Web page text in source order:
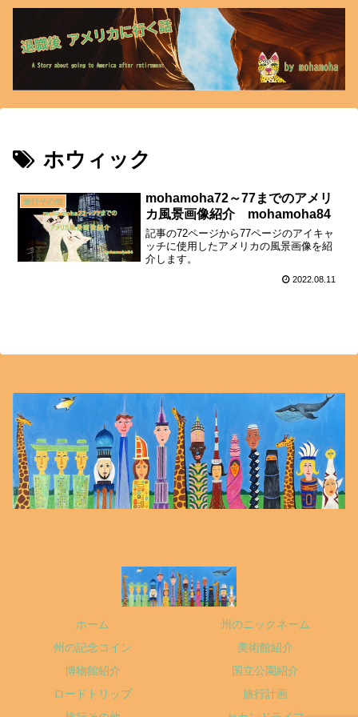
ホウィック
旅行その他
mohamoha72～77までのアメリ
カ風景画像紹介 mohamoha84
記事の72ページから77ページのアイキャ
ッチに使用したアメリカの風景画像を紹
介します。
2022.08.11
ホーム
州のニックネーム
州の記念コイン
美術館紹介
博物館紹介
国立公園紹介
ロードトリップ
旅行計画